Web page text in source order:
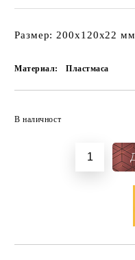
Размер: 200x120x22 мм
Материал: Пластмаса
В наличност